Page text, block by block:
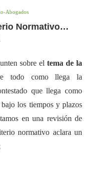
Abogados
Normativo…
sobre el tema de la
todo como llega la
que llega como
los tiempos y plazos
en una revisión de
normativo aclara un